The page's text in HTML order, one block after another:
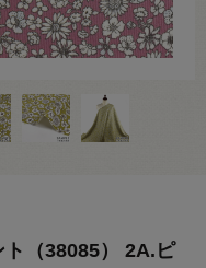
（38085） 2A.ピ